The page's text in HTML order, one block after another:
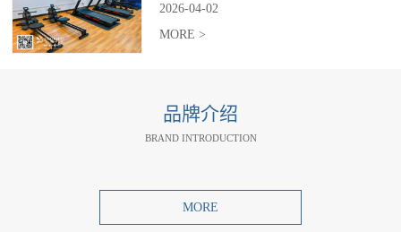
2026-04-02
MORE >
品牌介绍
BRAND INTRODUCTION
MORE